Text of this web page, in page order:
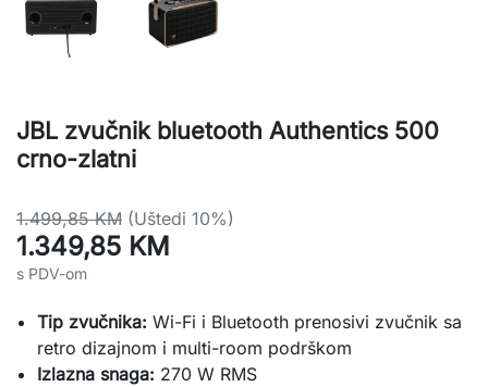
JBL zvučnik bluetooth Authentics 500
crno-zlatni
1.499,85 KM (Uštedi 10%)
1.349,85 KM
s PDV-om
Tip zvučnika: Wi-Fi i Bluetooth prenosivi zvučnik sa
retro dizajnom i multi-room podrškom
Izlazna snaga: 270 W RMS